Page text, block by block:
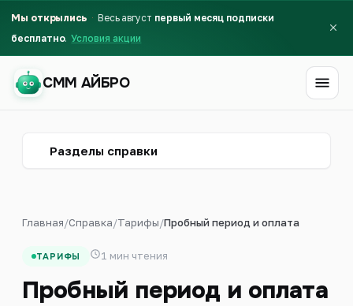
Мы открылись Весь август первый месяц подписки
бесплатно Условия акции
СММ АЙБРО
Разделы справки
Главная/Справка/Тарифы/Пробный период и оплата
ТАРИФЫ 1 мин чтения
Пробный период и оплата